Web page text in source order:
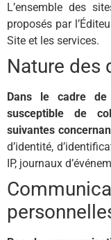
L’ensemble des
proposés par
Site et les services.
Nature des
Dans le cadre de
susceptible de
suivantes
d’identité,
IP, journaux